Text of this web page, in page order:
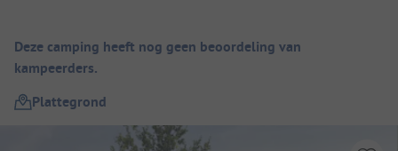
Camping overzicht
Deze camping heeft nog geen beoordeling van
kampeerders.
Plattegrond